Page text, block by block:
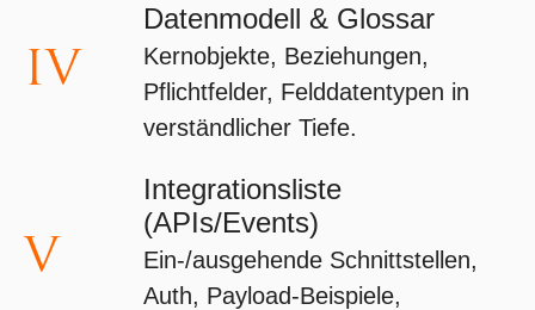
IV
Datenmodell & Glossar
Kernobjekte, Beziehungen,
Pflichtfelder, Felddatentypen in
verständlicher Tiefe.
V
Integrationsliste
(APIs/Events)
Ein-/ausgehende Schnittstellen,
Auth, Payload-Beispiele,